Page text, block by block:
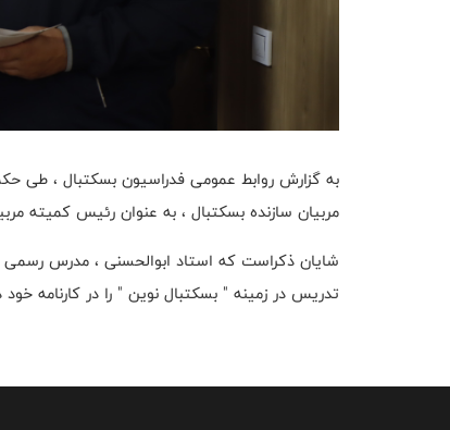
به گزارش روابط عمومی فدراسیون بسکتبال ، طی
مربیان سازنده بسکتبال ، به عنوان رئیس کمیته
شایان ذکراست که استاد ابوالحسنی ، مدرس رسمی
تدریس در زمینه " بسکتبال نوین " را در کارنامه خود